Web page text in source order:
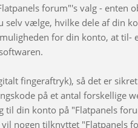
forum"'s valg - enten
vælge, hvilke dele af din
for din konto, at til-
fingeraftryk), så det er
på et antal forskellige
din konto på "Flatpanels
nogen tilknyttet "Flatpanels